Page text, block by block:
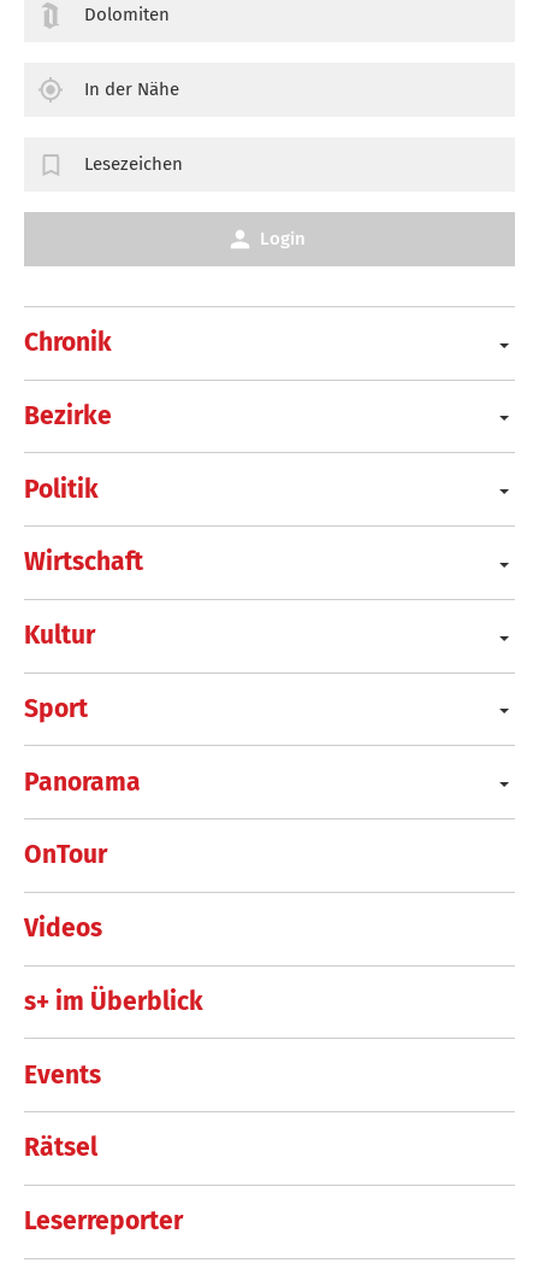
Chronik
Bezirke
Politik
Wirtschaft
Kultur
Sport
Panorama
OnTour
Videos
s+ im Überblick
Events
Rätsel
Leserreporter
Dolomiten
In der Nähe
Lesezeichen
Login